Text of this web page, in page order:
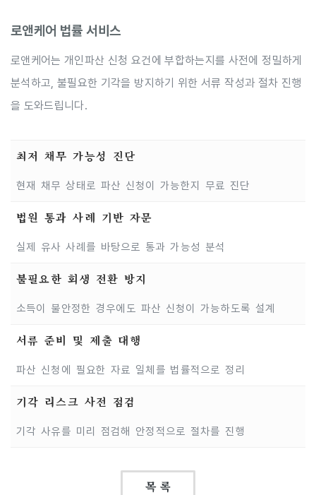
로앤케어 법률 서비스
로앤케어는 개인파산 신청 요건에 부합하는지를 사전에 정밀하게
분석하고, 불필요한 기각을 방지하기 위한 서류 작성과 절차 진행
을 도와드립니다.
최저 채무 가능성 진단
현재 채무 상태로 파산 신청이 가능한지 무료 진단
법원 통과 사례 기반 자문
실제 유사 사례를 바탕으로 통과 가능성 분석
불필요한 회생 전환 방지
소득이 불안정한 경우에도 파산 신청이 가능하도록 설계
서류 준비 및 제출 대행
파산 신청에 필요한 자료 일체를 법률적으로 정리
기각 리스크 사전 점검
기각 사유를 미리 점검해 안정적으로 절차를 진행
목 록